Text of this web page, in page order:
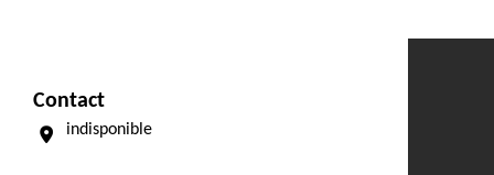
Contact
indisponible